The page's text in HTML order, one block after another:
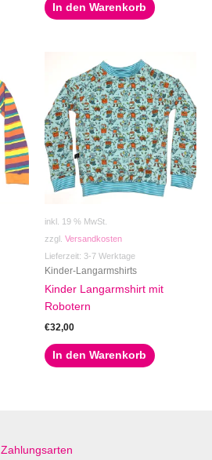
In den Warenkorb
inkl. 19 % MwSt.
zzgl. Versandkosten
Lieferzeit: 3-7 Werktage
Kinder-Langarmshirts
Kinder Langarmshirt mit
Robotern
€32,00
In den Warenkorb
Zahlungsarten